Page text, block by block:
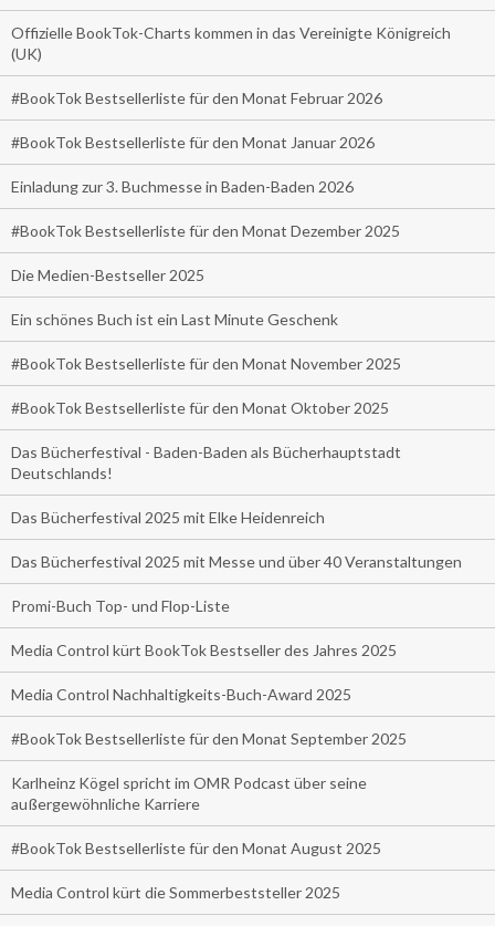
Offizielle BookTok-Charts kommen in das Vereinigte Königreich
(UK)
#BookTok Bestsellerliste für den Monat Februar 2026
#BookTok Bestsellerliste für den Monat Januar 2026
Einladung zur 3. Buchmesse in Baden-Baden 2026
#BookTok Bestsellerliste für den Monat Dezember 2025
Die Medien-Bestseller 2025
Ein schönes Buch ist ein Last Minute Geschenk
#BookTok Bestsellerliste für den Monat November 2025
#BookTok Bestsellerliste für den Monat Oktober 2025
Das Bücherfestival - Baden-Baden als Bücherhauptstadt
Deutschlands!
Das Bücherfestival 2025 mit Elke Heidenreich
Das Bücherfestival 2025 mit Messe und über 40 Veranstaltungen
Promi-Buch Top- und Flop-Liste
Media Control kürt BookTok Bestseller des Jahres 2025
Media Control Nachhaltigkeits-Buch-Award 2025
#BookTok Bestsellerliste für den Monat September 2025
Karlheinz Kögel spricht im OMR Podcast über seine
außergewöhnliche Karriere
#BookTok Bestsellerliste für den Monat August 2025
Media Control kürt die Sommerbeststeller 2025